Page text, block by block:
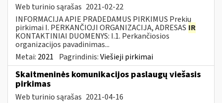
Web turinio sąrašas 2021-02-22
INFORMACIJA APIE PRADEDAMUS PIRKIMUS Prekių
pirkimai I. PERKANČIOJI ORGANIZACIJA, ADRESAS IR
KONTAKTINIAI DUOMENYS: I.1. Perkančiosios
organizacijos pavadinimas...
Metai: 2021 Pagrindinis:Viešieji pirkimai
Skaitmeninės komunikacijos paslaugų viešasis
pirkimas
Web turinio sąrašas 2021-04-16